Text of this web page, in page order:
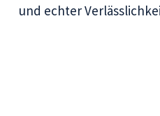
und echter